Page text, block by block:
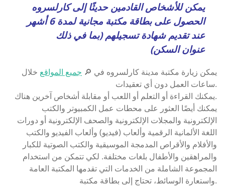
يمكن للأشخاص القادمين حديثًا إلى كارلسروه
الحصول على بطاقة مكتبة مجانية لمدة 6 أشهر
عند تقديمشهادة تسجيلهم(بما في ذلك
عنوان السكن)
يمكن زيارة مكتبة مدينة كارلسروه في 🔎 جميع المواقع خلال
ساعات العمل دون أي تعقيدات.
يمكنك القراءة أو التعلم أو اللعب أو مقابلة أشخاص آخرين هناك.
يمكنك أيضًا العثور على محطات عمل الكمبيوتر والكتب
الإلكترونية والمجلات الإلكترونية والصحف الإلكترونية أو دورات
اللغة الألمانية الرقمية وألعاب (فيديو) وألعاب الفيديو والكتب
والأفلام والأقراص المدمجة الموسيقية والكتب الصوتية للكبار
والمراهقين والأطفال بلغات مختلفة. لكي تتمكن من استخدام
المجموعة الشاملة من الخدمات التي تقدمها المكتبة العامة
واستعارة الوسائط، تحتاج إلى بطاقة مكتبة.